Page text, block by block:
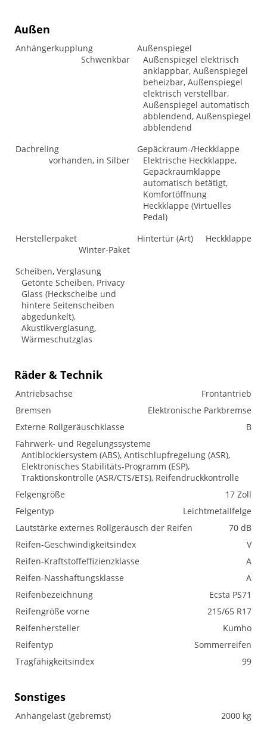
Außen
Anhängerkupplung
Schwenkbar
Außenspiegel
Außenspiegel elektrisch
anklappbar, Außenspiegel
beheizbar, Außenspiegel
elektrisch verstellbar,
Außenspiegel automatisch
abblendend, Außenspiegel
abblendend
Dachreling
vorhanden, in Silber
Gepäckraum-/Heckklappe
Elektrische Heckklappe,
Gepäckraumklappe
automatisch betätigt,
Komfortöffnung
Heckklappe (Virtuelles
Pedal)
Herstellerpaket
Winter-Paket
Hintertür (Art) Heckklappe
Scheiben, Verglasung
Getönte Scheiben, Privacy
Glass (Heckscheibe und
hintere Seitenscheiben
abgedunkelt),
Akustikverglasung,
Wärmeschutzglas
Räder & Technik
Antriebsachse
Frontantrieb
Bremsen
Elektronische Parkbremse
Externe Rollgeräuschklasse
B
Fahrwerk- und Regelungssysteme
Antiblockiersystem (ABS), Antischlupfregelung (ASR),
Elektronisches Stabilitäts-Programm (ESP),
Traktionskontrolle (ASR/CTS/ETS), Reifendruckkontrolle
Felgengröße
17 Zoll
Felgentyp
Leichtmetallfelge
Lautstärke externes Rollgeräusch der Reifen
70 dB
Reifen-Geschwindigkeitsindex
V
Reifen-Kraftstoffeffizienzklasse
A
Reifen-Nasshaftungsklasse
A
Reifenbezeichnung
Ecsta PS71
Reifengröße vorne
215/65 R17
Reifenhersteller
Kumho
Reifentyp
Sommerreifen
Tragfähigkeitsindex
99
Sonstiges
Anhängelast (gebremst)
2000 kg